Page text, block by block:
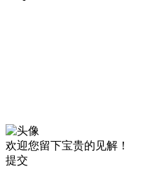
欢迎您留下宝贵的见解！
提交